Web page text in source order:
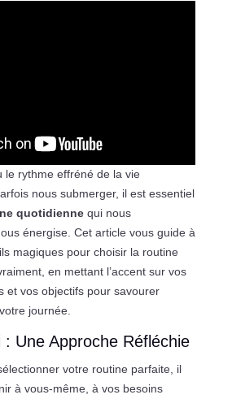
le rythme effréné de la vie
nous submerger, il est essentiel
quotidiennequi nous
énergise. Cet article vous guide à
magiques pour choisir la routine
en mettant l’accent sur vos
et vos objectifs pour savourer
journée.
: Une Approche Réfléchie
votre routine parfaite, il
à vous-même, à vos besoins